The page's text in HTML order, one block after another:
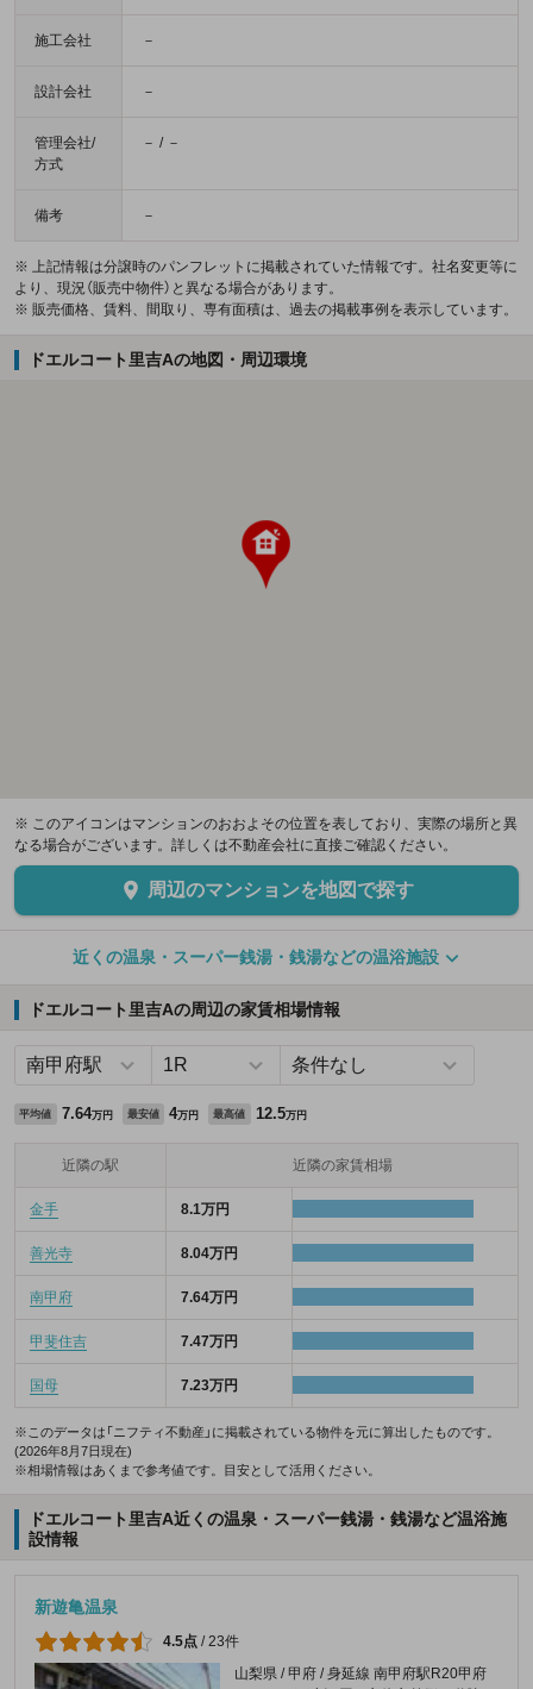
施工会社 －
設計会社 －
管理会社/
方式
－ / －
備考 －
※ 上記情報は分譲時のパンフレットに掲載されていた情報です。社名変更等に
より、現況（販売中物件）と異なる場合があります。
※ 販売価格、賃料、間取り、専有面積は、過去の掲載事例を表示しています。
ドエルコート里吉Aの地図・周辺環境
※ このアイコンはマンションのおおよその位置を表しており、実際の場所と異
なる場合がございます。詳しくは不動産会社に直接ご確認ください。
周辺のマンションを地図で探す
近くの温泉・スーパー銭湯・銭湯などの温浴施設
ドエルコート里吉Aの周辺の家賃相場情報
平均値 7.64万円 最安値 4万円 最高値 12.5万円
近隣の駅 近隣の家賃相場
金手 8.1万円
善光寺 8.04万円
南甲府 7.64万円
甲斐住吉 7.47万円
国母 7.23万円
※このデータは「ニフティ不動産」に掲載されている物件を元に算出したものです。
(2026年8月7日現在)
※相場情報はあくまで参考値です。目安として活用ください。
ドエルコート里吉A近くの温泉・スーパー銭湯・銭湯など温浴施
設情報
新遊亀温泉
4.5点 /23件
山梨県 / 甲府 / 身延線 南甲府駅R20甲府